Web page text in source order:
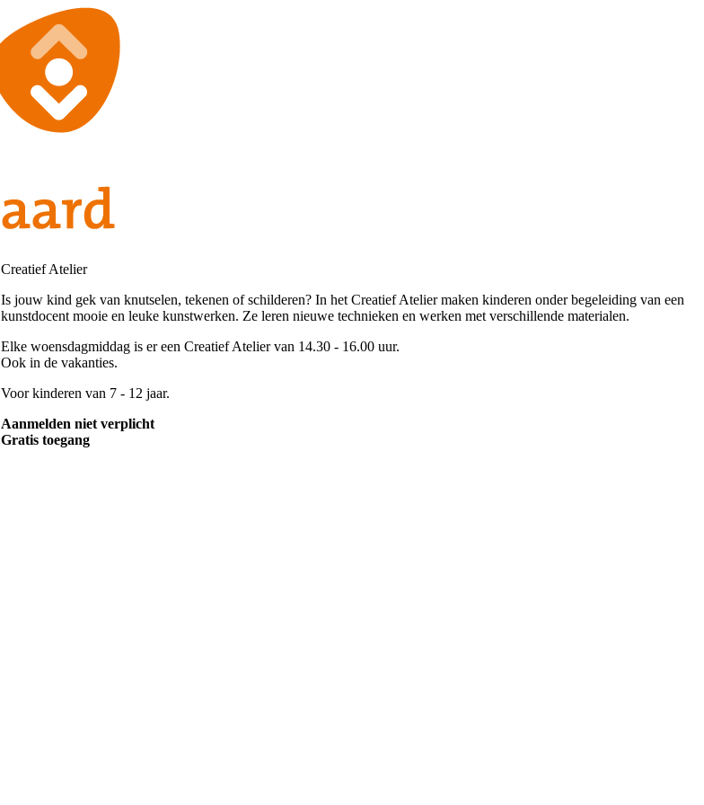
Creatief Atelier
Is jouw kind gek van knutselen, tekenen of schilderen? In het Creatief Atelier maken kinderen onder begeleiding van een
kunstdocent mooie en leuke kunstwerken. Ze leren nieuwe technieken en werken met verschillende materialen.
Elke woensdagmiddag is er een Creatief Atelier van 14.30 - 16.00 uur.
Ook in de vakanties.
Voor kinderen van 7 - 12 jaar.
Aanmelden niet verplicht
Gratis toegang